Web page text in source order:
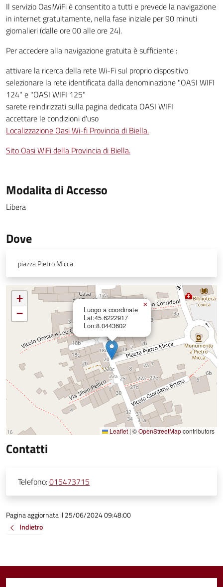
Il servizio OasiWiFi è consentito a tutti e prevede la navigazione
in internet gratuitamente, nella fase iniziale per 90 minuti
giornalieri (dalle ore 00 alle ore 24).
Per accedere alla navigazione gratuita è sufficiente :
attivare la ricerca della rete Wi-Fi sul proprio dispositivo
selezionare la rete identificata dalla denominazione "OASI WIFI
124" e "OASI WIFI 125"
sarete reindirizzati sulla pagina dedicata OASI WIFI
accettare le condizioni d'uso
Localizzazione Oasi Wi-fi Provincia di Biella.
Sito Oasi WiFi della Provincia di Biella.
Modalita di Accesso
Libera
Dove
piazza Pietro Micca
Luogo a coordinate
Lat:45.6222917
Lon:8.0443602
×
+
−
Leaflet | ©OpenStreetMapcontributors
Contatti
Telefono:015473715
Pagina aggiornata il 25/06/2024 09:48:00
Indietro